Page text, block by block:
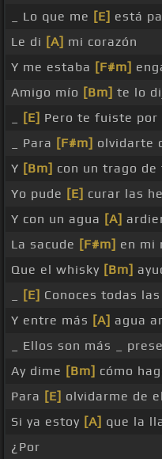
_ Lo que me [E] está
Le di [A] mi corazón
Y me estaba [F#m]
Amigo mío [Bm] te lo
[E] Pero te fuiste por
_ Para [F#m] olvidarte
Y [Bm] con un trago de
Yo pude [E] curar las
Y con un agua [A]
La sacude [F#m] en mi
Que el whisky [Bm]
[E] Conoces todas
Y entre más [A] agua
_ Ellos son más _
Ay dime [Bm] cómo
Para [E] olvidarme de
Si ya estoy [A] que la
¿Por